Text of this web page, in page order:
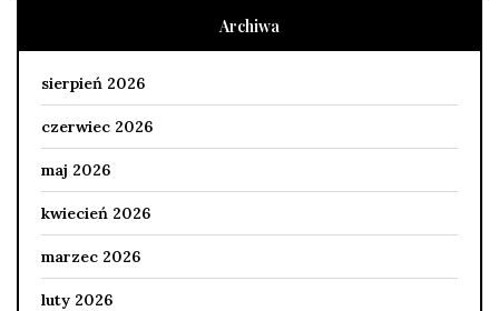
Archiwa
sierpień 2026
czerwiec 2026
maj 2026
kwiecień 2026
marzec 2026
luty 2026